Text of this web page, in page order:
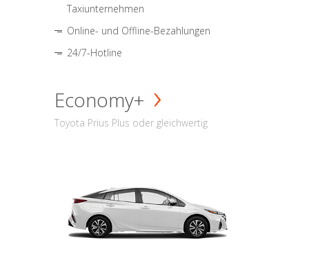
Taxiunternehmen
Online- und Offline-Bezahlungen
24/7-Hotline
Economy+
Toyota Prius Plus oder gleichwertig